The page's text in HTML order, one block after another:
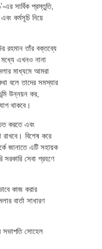
সার্বিক প্রস্তুতি,
কর্মসূচি নিয়ে
রহমান তাঁর বক্তব্যে
মধ্যে এখনও নানা
মাধ্যমে আমরা
বলে তাদের সমস্যার
উন্নয়ন কর,
থাকবে।
করতে এবং
বিশেষ করে
জানাতে এটি সহায়ক
সেবা গ্রহণে
কাজ করার
বার্তা সাধারণ
সভাপতি সোহেল